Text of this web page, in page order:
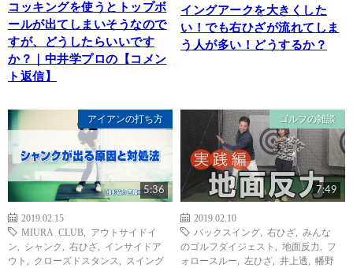
コッキングを使うとトップボ
ールが出てしまいそうなので
すが、どうしたらいいです
か？｜中井学プロの【コメン
ト返信】
イングアークを大きくした
い！でも右ひざが流れてしま
う人が多い！どうするか？
アイアンの打ち方
5:36
2019.02.15
MIURA CLUB
アウトサイドイ
ン
シャンク 右ひざ
インサイドア
ウト
クローズドスタンス
スイング
ゴルフの雑談
7:49
2019.02.10
バックスイング
右ひざ
みんな
のゴルフダイジェスト
地面反力
フ
ォロースルー
左ひざ 井上透
幡野